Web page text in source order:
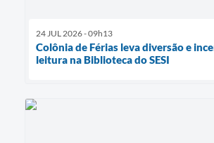
24 JUL 2026 - 09h13
Colônia de Férias leva diversão e
leitura na Biblioteca do SESI